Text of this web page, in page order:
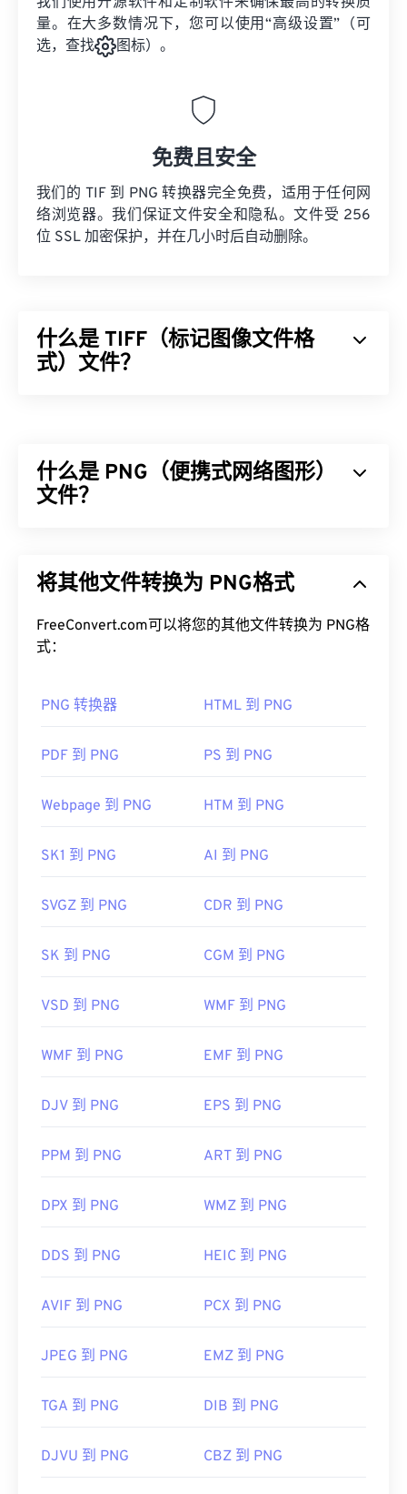
量。在大多数情况下，您可以使用“高级设置”（可
选，查找
图标）。
免费且安全
我们的 TIF 到 PNG 转换器完全免费，适用于任何网
络浏览器。我们保证文件安全和隐私。文件受 256
位 SSL 加密保护，并在几小时后自动删除。
什么是 TIFF（标记图像文件格
式）文件？
用作 JPEG、无损压缩图像文件、带图层的图像或页
面的容器
打开 TIFF 文件最常用的程序是 Windows 版
Viewer和 macOS 版Apple Preview。您可以使用一
款名为XnView MP 的免费独立程序。如果您在打开
TIFF 文件时遇到问题，也可以使用我们的
GIMP )、Adobe Photoshop和 ACDSee
首次发行：1986年
https://www.file-extensions.org/tiff-file-extension
什么是 PNG（便携式网络图形）
文件？
RGB或RGBA颜色，并支持透明度，非常适合用于图
如，尝试我们的GIF 转 APNG）。使用 PNG 的优势
包括：此外，PNG 是一种采用
如何打开 PNG 文件？
通常，PNG 文件会在操作系统的默认图像查看器中
如果您在打开 PNG 文件时遇到问题，请使用我们的
PNG 转 JPG
GIMP或Adob​​e Photoshop 等其他程序也可用于打开
大，因此将其添加到网页时请务必小心。PNG 文件
的一个有趣功能是能够在图像中创建透明度，尤其是
开发者： 巴布亚新几内亚发展集团
有用的链接：
LifeWire 关于 PNG 的文章
相关PNG工具：
将其他文件转换为 PNG格式
FreeConvert.com可以将您的其他文件转换为 PNG格
式：
PNG 转换器 HTML 到 PNG
PDF 到 PNG PS 到 PNG
Webpage 到 PNG HTM 到 PNG
SK1 到 PNG AI 到 PNG
SVGZ 到 PNG CDR 到 PNG
SK 到 PNG CGM 到 PNG
VSD 到 PNG WMF 到 PNG
WMF 到 PNG EMF 到 PNG
DJV 到 PNG EPS 到 PNG
PPM 到 PNG ART 到 PNG
DPX 到 PNG WMZ 到 PNG
DDS 到 PNG HEIC 到 PNG
AVIF 到 PNG PCX 到 PNG
JPEG 到 PNG EMZ 到 PNG
TGA 到 PNG DIB 到 PNG
DJVU 到 PNG CBZ 到 PNG